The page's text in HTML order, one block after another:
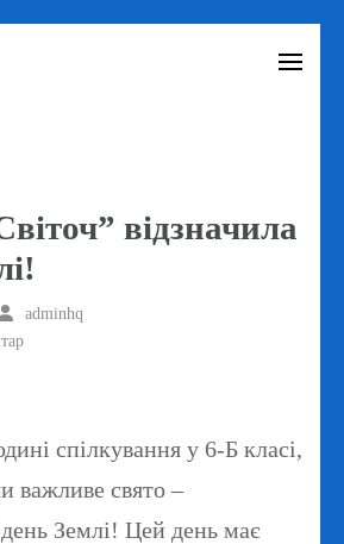
відзначила
adminhq
спілкування у 6-Б класі,
важливе свято –
Землі! Цей день має